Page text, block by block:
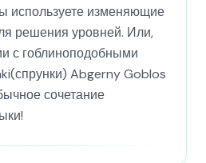
используете изменяющие
решения уровней. Или,
с гоблиноподобными
Abgerny Goblos
сочетание